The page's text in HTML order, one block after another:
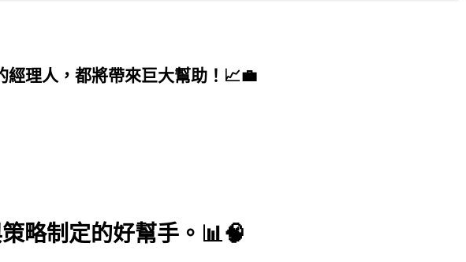
理人，都將帶來巨大幫助！📈💼
略制定的好幫手。📊🧠